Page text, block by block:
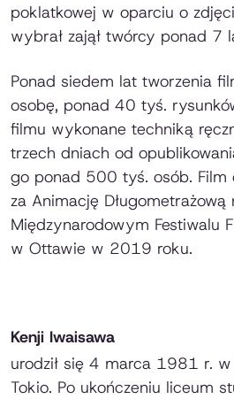
poklatkowej w oparciu o
wybrał zajął twórcy ponad 7
Ponad siedem lat tworzenia
osobę, ponad 40 tyś.
filmu wykonane techniką
trzech dniach od
go ponad 500 tyś. osób. Film
za Animację Długometrażową
Międzynarodowym Festiwalu
w Ottawie w 2019 roku.
Kenji Iwaisawa
urodził się 4 marca 1981 r. w
Tokio. Po ukończeniu liceum